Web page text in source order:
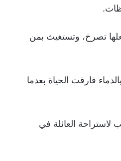
تصرخ، وتستغيث بمن
فارقت الحياة بعدما
لاستراحة العائلة في